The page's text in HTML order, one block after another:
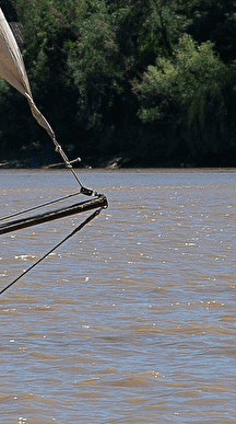
affichées